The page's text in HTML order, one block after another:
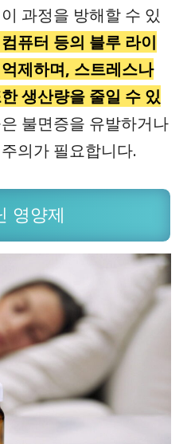
과정을 방해할 수 있
퓨터 등의 블루 라이
제하며, 스트레스나
생산량을 줄일 수 있
불면증을 유발하거나
의가 필요합니다.
영양제